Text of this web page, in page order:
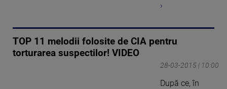
›
TOP 11 melodii folosite de CIA pentru
torturarea suspectilor! VIDEO
28-03-2015 | 10:00
După ce, în